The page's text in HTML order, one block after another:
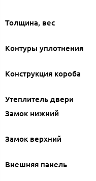
Толщина, вес
Контуры уплотнения
Конструкция короба
Утеплитель двери
Замок нижний
Замок верхний
Внешняя панель